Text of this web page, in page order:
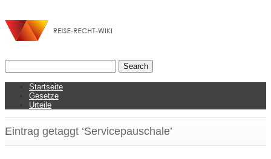
Startseite
Gesetze
Urteile
Eintrag getaggt ‘Servicepauschale’